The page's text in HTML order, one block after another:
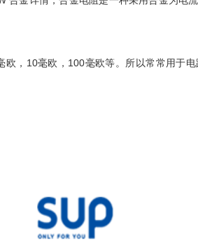
，10毫欧，100毫欧等。所以常常用于